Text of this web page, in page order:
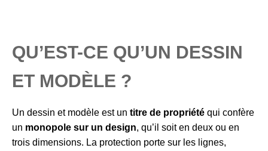
QU’EST-CE QU’UN DESSIN
ET MODÈLE ?
Un dessin et modèle est un titre de propriété qui confère
un monopole sur un design, qu’il soit en deux ou en
trois dimensions. La protection porte sur les lignes,